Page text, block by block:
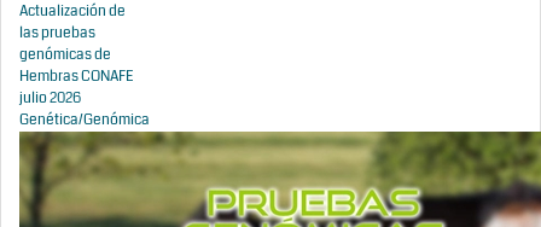
Actualización de
las pruebas
genómicas de
Hembras CONAFE
julio 2026
Genética/Genómica